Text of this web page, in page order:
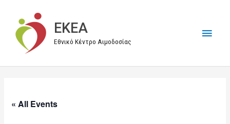
περιεχόμενο
EKEA
Εθνικό Κέντρο Αιμοδοσίας
« All Events